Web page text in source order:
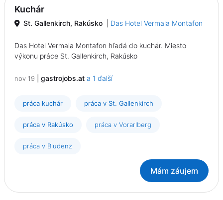
Kuchár
St. Gallenkirch, Rakúsko Das Hotel Vermala Montafon
Das Hotel Vermala Montafon hľadá do kuchár. Miesto
výkonu práce St. Gallenkirch, Rakúsko
nov 19 gastrojobs.at a 1 ďalší
práca kuchár práca v St. Gallenkirch
práca v Rakúsko práca v Vorarlberg
práca v Bludenz
Mám záujem